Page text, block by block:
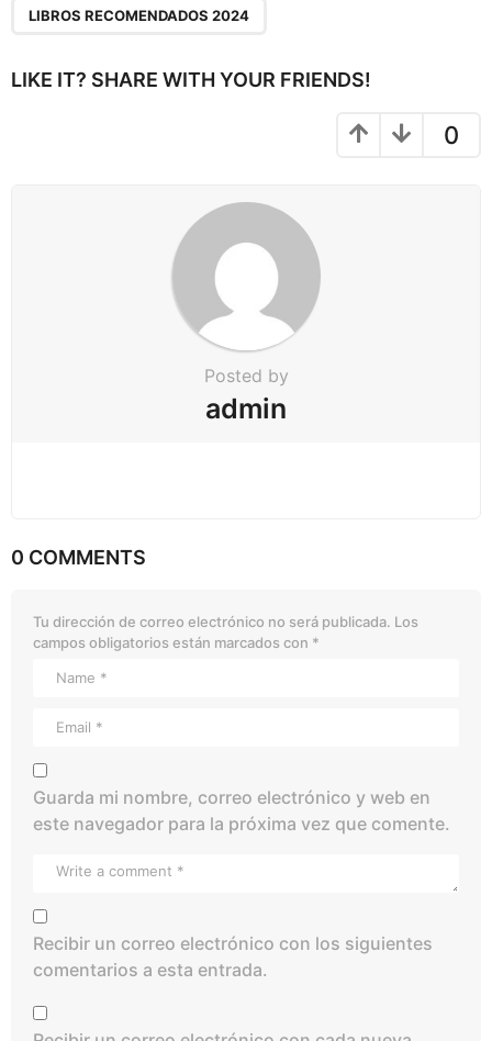
a
LIBROS RECOMENDADOS 2024
LIKE IT? SHARE WITH YOUR FRIENDS!
0
Posted by
admin
0 COMMENTS
Tu dirección de correo electrónico no será publicada. Los
campos obligatorios están marcados con *
Guarda mi nombre, correo electrónico y web en
este navegador para la próxima vez que comente.
Recibir un correo electrónico con los siguientes
comentarios a esta entrada.